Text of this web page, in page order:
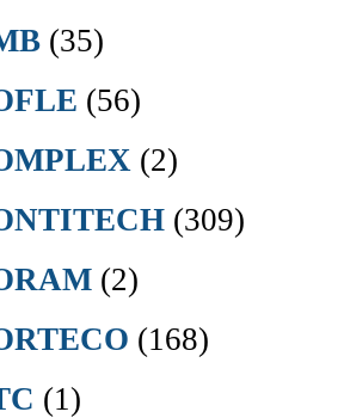
(35)
(56)
(2)
(309)
(2)
(168)
(1)